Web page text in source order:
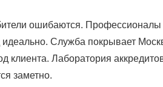
ошибаются.
Служба покрывает
клиента. Лаборатория
заметно.